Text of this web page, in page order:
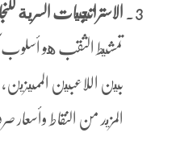
الاستراتيجيات السرية
تمشيط الثقب هو أسلوب
بين اللاعبين
المزيد من النقاط